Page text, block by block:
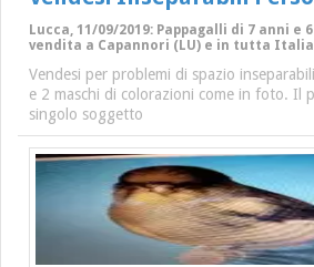
Lucca, 11/09/2019: Pappagalli di 7 anni e
vendita a Capannori (LU) e in tutta
Vendesi per problemi di spazio
e 2 maschi di colorazioni come in foto. Il
singolo soggetto